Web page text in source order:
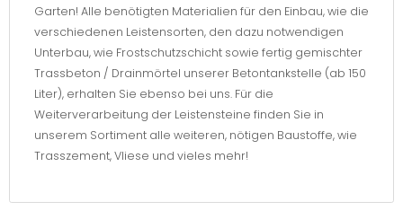
Garten! Alle benötigten Materialien für den Einbau, wie die
verschiedenen Leistensorten, den dazu notwendigen
Unterbau, wie Frostschutzschicht sowie fertig gemischter
Trassbeton / Drainmörtel unserer Betontankstelle (ab 150
Liter), erhalten Sie ebenso bei uns. Für die
Weiterverarbeitung der Leistensteine finden Sie in
unserem Sortiment alle weiteren, nötigen Baustoffe, wie
Trasszement, Vliese und vieles mehr!